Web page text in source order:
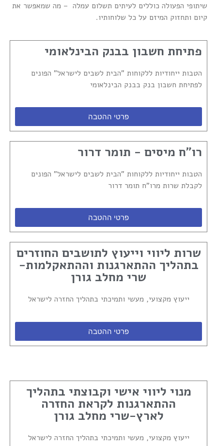
שיתופי הפעולה כוללים לעיתים תשלום עמלה – מה שמאפשר את
קיום ותחזוק המיזם על כל שלוחותיו.
פתיחת חשבון בבנק הבינלאומי
הטבות ייחודיות ללקוחות "הבית לשבים לישראל" הפונים
לפתיחת חשבון בנק בבנק הבינלאומי
פרטי ההטבה
רו"ח מיסים - תומר דרור
הטבות ייחודיות ללקוחות "הבית לשבים לישראל" הפונים
לקבלת שרות מרו"ח תומר דרור
פרטי ההטבה
שרות ליווי וייעוץ לתושבים החוזרים
בתהליך ההתארגנות וההתאקלמות-
שרי מחלב גורן
ייעוץ מקצועי, מעשי ותמיכתי בתהליך החזרה לישראל
פרטי ההטבה
מנוי ליווי אישי וקבוצתי בתהליך
ההתארגנות לקראת החזרה
לארץ-שרי מחלב גורן
ייעוץ מקצועי, מעשי ותמיכתי בתהליך החזרה לישראל